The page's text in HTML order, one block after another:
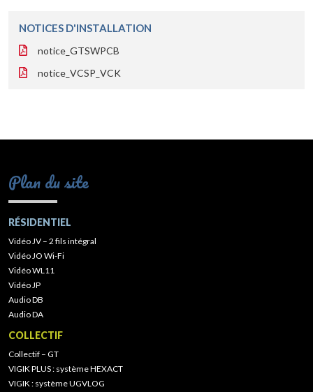
NOTICES D'INSTALLATION
notice_GTSWPCB
notice_VCSP_VCK
Plan du site
RÉSIDENTIEL
Vidéo JV – 2 fils intégral
Vidéo JO Wi-Fi
Vidéo WL11
Vidéo JP
Audio DB
Audio DA
COLLECTIF
Collectif – GT
VIGIK PLUS : système HEXACT
VIGIK : système UGVLOG